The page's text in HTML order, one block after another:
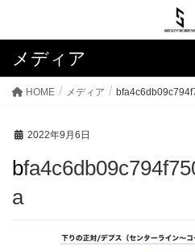
メディア
HOME メディア
2022年9月6日
bfa4c6db09c794f75054ed7ba92cc2a
a